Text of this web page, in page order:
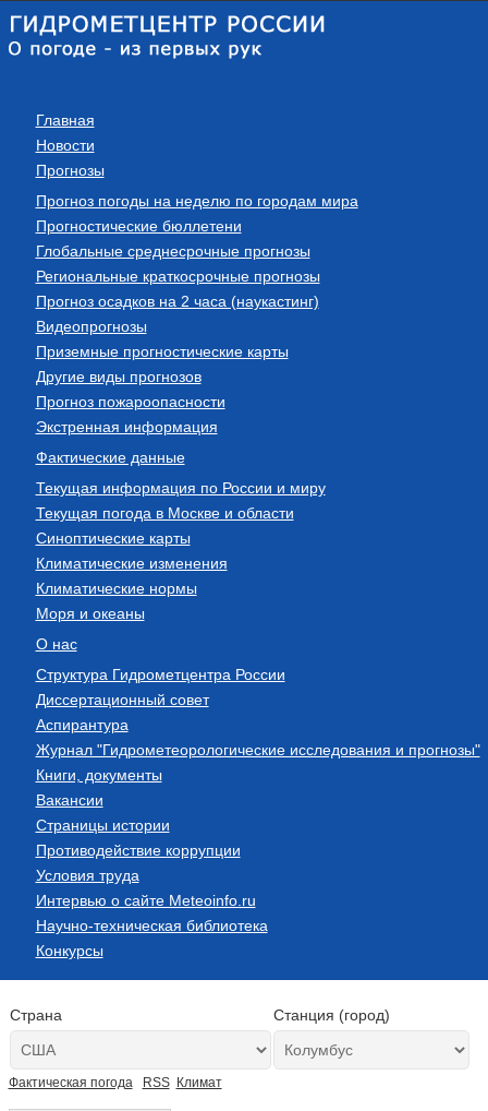
Главная
Новости
Прогнозы
Прогноз погоды на неделю по городам мира
Прогностические бюллетени
Глобальные среднесрочные прогнозы
Региональные краткосрочные прогнозы
Прогноз осадков на 2 часа (наукастинг)
Видеопрогнозы
Приземные прогностические карты
Другие виды прогнозов
Прогноз пожароопасности
Экстренная информация
Фактические данные
Текущая информация по России и миру
Текущая погода в Москве и области
Синоптические карты
Климатические изменения
Климатические нормы
Моря и океаны
О нас
Структура Гидрометцентра России
Диссертационный совет
Аспирантура
Журнал "Гидрометеорологические исследования и прогнозы"
Книги, документы
Вакансии
Страницы истории
Противодействие коррупции
Условия труда
Интервью о сайте Meteoinfo.ru
Научно-техническая библиотека
Конкурсы
Страна Станция (город)
Фактическая погода RSS Климат